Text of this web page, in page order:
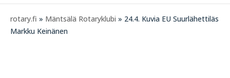
rotary.fi » Mäntsälä Rotaryklubi » 24.4. Kuvia EU Suurlähettiläs
Markku Keinänen